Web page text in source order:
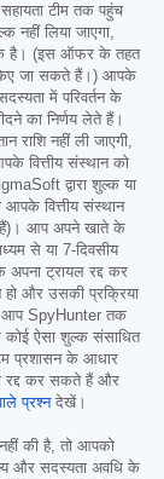
टीम तक पहुंच
लिया जाएगा,
है। (इस ऑफर के तहत
किए जा सकते हैं।) आपके
में परिवर्तन के
का निर्णय लेते हैं।
नहीं ली जाएगी,
वित्तीय संस्थान को
द्वारा शुल्क या
वित्तीय संस्थान
हैं)। आप अपने खाते के
से या 7-दिवसीय
ट्रायल रद्द कर
और उसकी प्रक्रिया
आप SpyHunter तक
ऐसा शुल्क संसाधित
प्रशासन के आधार
रद्द कर सकते हैं और
प्रश्नदेखें।
की है, तो आपको
और सदस्यता अवधि के